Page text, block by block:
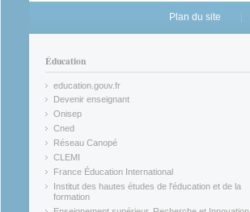
Plan du site
Éducation
education.gouv.fr
(link is external)
Devenir enseignant
(link is external)
Onisep
(link is external)
Cned
(link is external)
Réseau Canopé
(link is external)
CLEMI
(link is external)
France Éducation International
(link is external)
Institut des hautes études de l'éducation et de la
formation
(link is external)